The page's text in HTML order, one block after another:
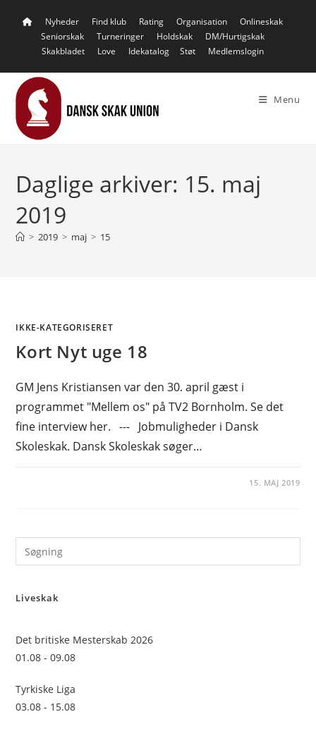
Nyheder Find klub Rating Organisation
Onlineskak
Seniorskak
Turneringer Holdskak
DM/Hurtigskak
Skakbladet
Love Idekatalog Støt Medlemslogin
Menu
Daglige arkiver: 15. maj
2019
> 2019 > maj > 15
IKKE-KATEGORISERET
Kort Nyt uge 18
GM Jens Kristiansen var den 30. april gæst i
programmet "Mellem os" på TV2 Bornholm. Se det
fine interview her. --- Jobmuligheder i Dansk
Skoleskak. Dansk Skoleskak søger…
15. MAJ 2019
Liveskak
Det britiske Mesterskab 2026
01.08 - 09.08
Tyrkiske Liga
03.08 - 15.08